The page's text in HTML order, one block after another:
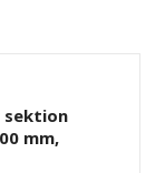
sektion
mm,